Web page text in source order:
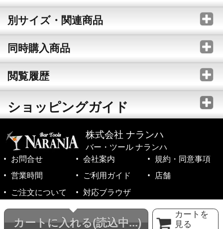
カートに入れる(読込中...)
カートを
見る
別サイズ・関連商品
同時購入商品
閲覧履歴
ショッピングガイド
株式会社 ナランハ
バー・ツール ナランハ
お問合せ
会社案内
規約・同意事項
営業時間
ご利用ガイド
店舗
ご注文について
対応ブラウザ
©1999-2026 NARANJA Inc. All Rights Reserved.